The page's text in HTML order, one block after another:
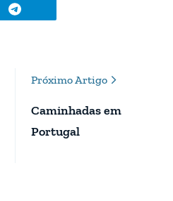
Próximo Artigo
Caminhadas em
Portugal